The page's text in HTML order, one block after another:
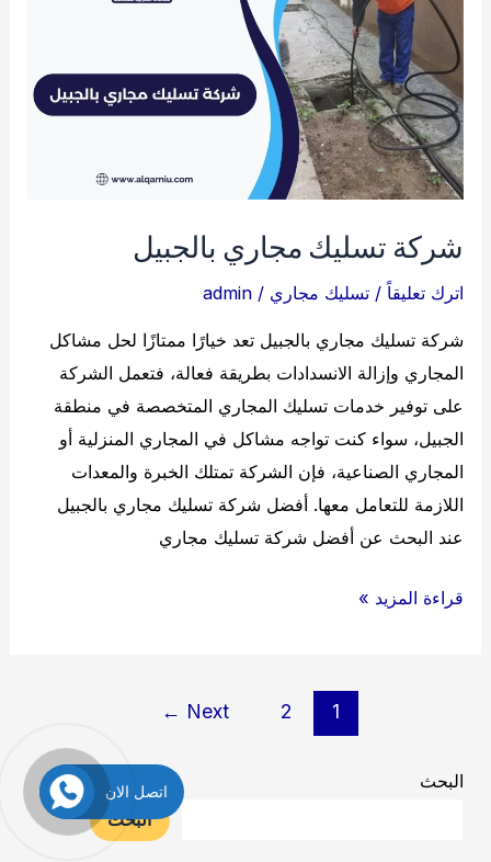
شركة تسليك مجاري بالجبيل
اترك تعليقاً /تسليك مجاري /
admin
شركة تسليك مجاري بالجبيل تعد خيارًا ممتازًا لحل مشاكل
المجاري وإزالة الانسدادات بطريقة فعالة، فتعمل الشركة
على توفير خدمات تسليك المجاري المتخصصة في منطقة
الجبيل، سواء كنت تواجه مشاكل في المجاري المنزلية أو
المجاري الصناعية، فإن الشركة تمتلك الخبرة والمعدات
اللازمة للتعامل معها. أفضل شركة تسليك مجاري بالجبيل
عند البحث عن أفضل شركة تسليك مجاري
شركة
قراءة المزيد »
1
2
Next
←
البحث
البحث
اتصل الان